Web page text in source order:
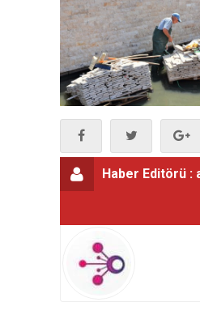
Haber Editörü :